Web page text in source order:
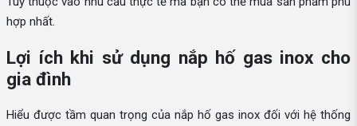
hợp nhất.
Lợi ích khi sử dụng nắp hố gas inox cho
gia đình
Hiểu được tầm quan trọng của nắp hố gas inox đối với hệ thống